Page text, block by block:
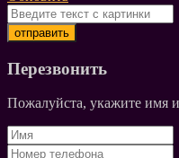
Перезвонить
Пожалуйста, укажите имя